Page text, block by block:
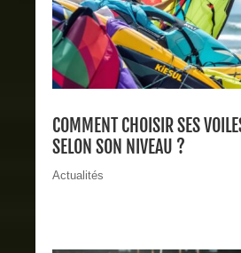
COMMENT CHOISIR SES
SELON SON NIVEAU ?
Actualités